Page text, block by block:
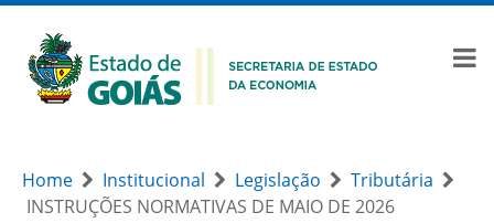
Home Institucional Legislação
Tributária
INSTRUÇÕES NORMATIVAS DE MAIO DE 2026